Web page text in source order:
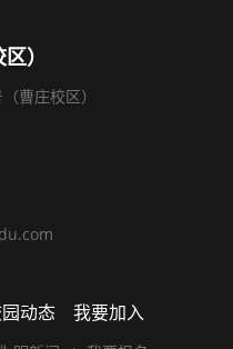
）
曹庄校区）
动态 我要加入